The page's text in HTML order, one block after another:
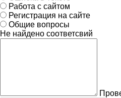
Работа с сайтом
Регистрация на сайте
Общие вопросы
Не найдено соответсвий